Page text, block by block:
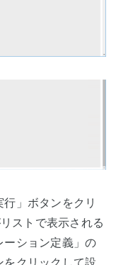
」ボタンをクリ
ストで表示される
ーション定義」の